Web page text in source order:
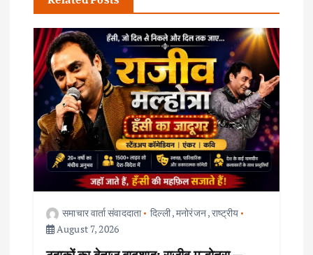
a
v
g
a
t
समाचार वार्ता संवाददाता दिल्ली,मनोरंजन,राष्ट्रीय
August 7, 2026